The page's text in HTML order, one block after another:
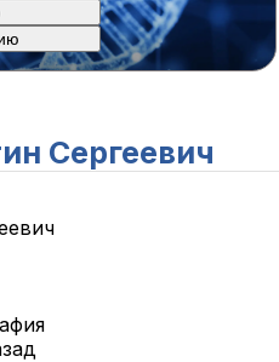
Сергеевич